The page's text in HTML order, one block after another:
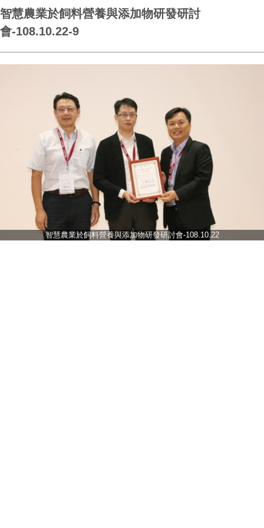
智慧農業於飼料營養與添加物研發研討
會-108.10.22-9
智慧農業於飼料營養與添加物研發研討會-108.10.22